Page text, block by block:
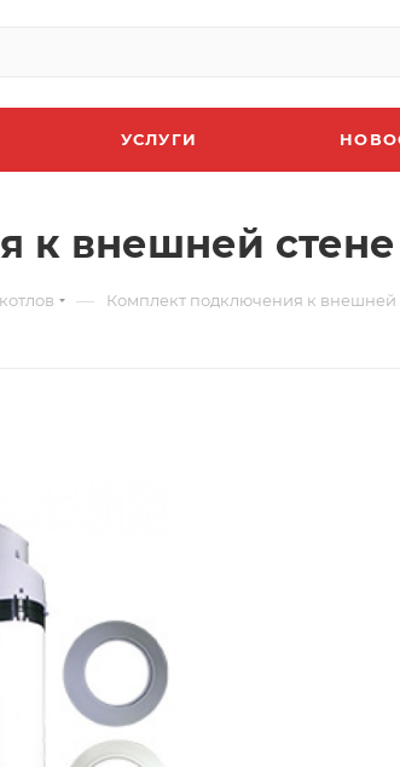
УСЛУГИ
внешней стене
— Комплект подключения к внешней